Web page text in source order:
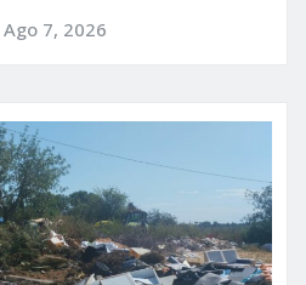
Ago 7, 2026